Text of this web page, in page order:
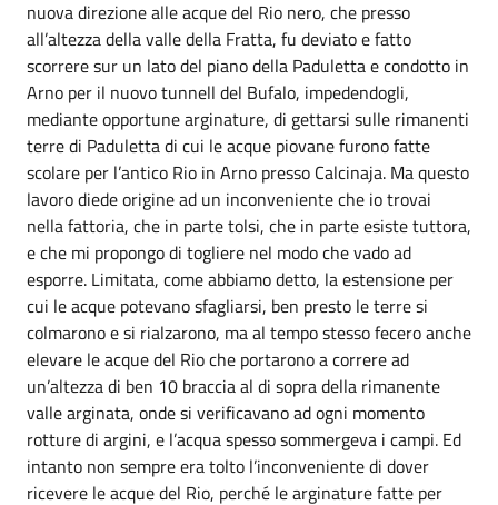
nuova direzione alle acque del Rio nero, che presso
all’altezza della valle della Fratta, fu deviato e fatto
scorrere sur un lato del piano della Paduletta e condotto in
Arno per il nuovo tunnell del Bufalo, impedendogli,
mediante opportune arginature, di gettarsi sulle rimanenti
terre di Paduletta di cui le acque piovane furono fatte
scolare per l’antico Rio in Arno presso Calcinaja. Ma questo
lavoro diede origine ad un inconveniente che io trovai
nella fattoria, che in parte tolsi, che in parte esiste tuttora,
e che mi propongo di togliere nel modo che vado ad
esporre. Limitata, come abbiamo detto, la estensione per
cui le acque potevano sfagliarsi, ben presto le terre si
colmarono e si rialzarono, ma al tempo stesso fecero anche
elevare le acque del Rio che portarono a correre ad
un’altezza di ben 10 braccia al di sopra della rimanente
valle arginata, onde si verificavano ad ogni momento
rotture di argini, e l’acqua spesso sommergeva i campi. Ed
intanto non sempre era tolto l’inconveniente di dover
ricevere le acque del Rio, perché le arginature fatte per